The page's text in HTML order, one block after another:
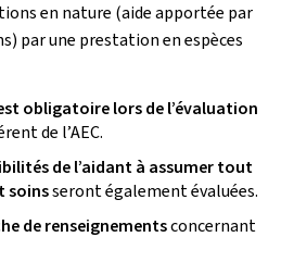
en nature (aide apportée par
par une prestation en espèces
obligatoire lors de l’évaluation
de l’AEC.
de l’aidantà assumer tout
soinsseront également évaluées.
de renseignementsconcernant